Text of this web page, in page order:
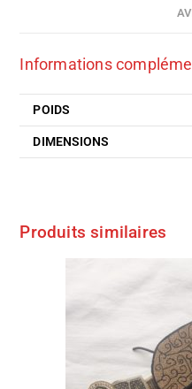
Informations
POIDS
DIMENSIONS
Produits similaires